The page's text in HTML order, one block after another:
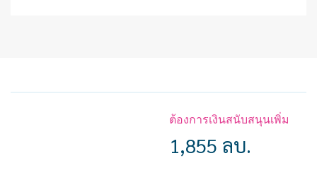
ต้องการเงินสนับสนุนเพิ่ม
1,855 ลบ.